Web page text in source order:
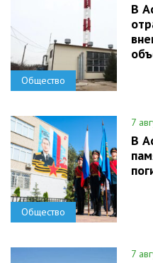
Общество
В
Общество
7
В
7